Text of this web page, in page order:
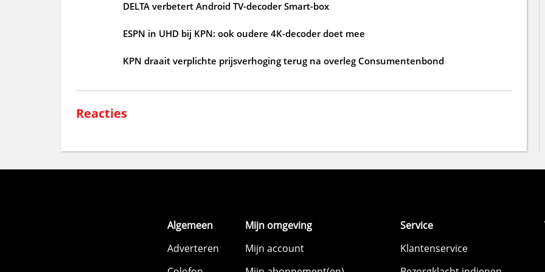
DELTA verbetert Android TV-decoder Smart-box
ESPN in UHD bij KPN: ook oudere 4K-decoder doet mee
KPN draait verplichte prijsverhoging terug na overleg Consumentenbond
Reacties
Algemeen
Adverteren
Mijn omgeving
Mijn account
Service
Klantenservice